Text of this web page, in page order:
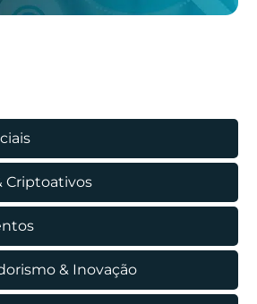
Criptoativos
& Inovação